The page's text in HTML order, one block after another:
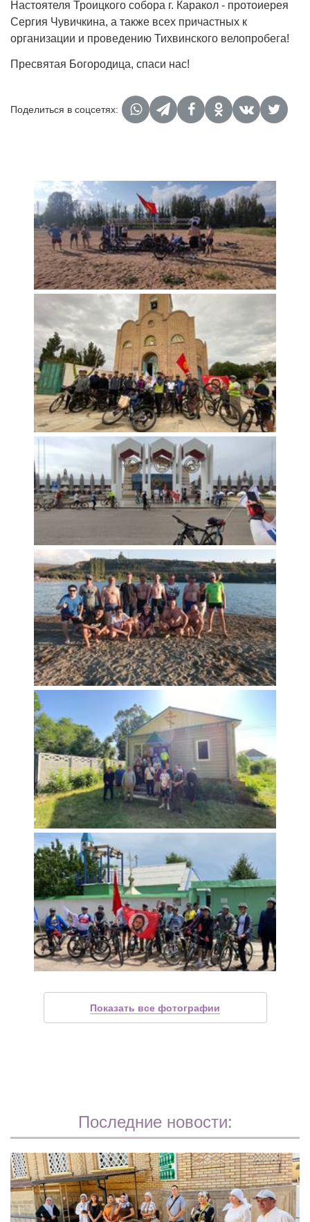
Настоятеля Троицкого собора г. Каракол - протоиерея
Сергия Чувичкина, а также всех причастных к
организации и проведению Тихвинского велопробега!
Пресвятая Богородица, спаси нас!
Поделиться в соцсетях:
Показать все фотографии
Последние новости: